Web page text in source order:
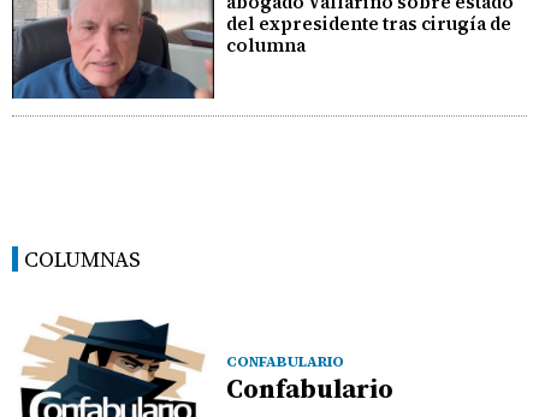
del expresidente tras cirugía de
columna
COLUMNAS
CONFABULARIO
Confabulario